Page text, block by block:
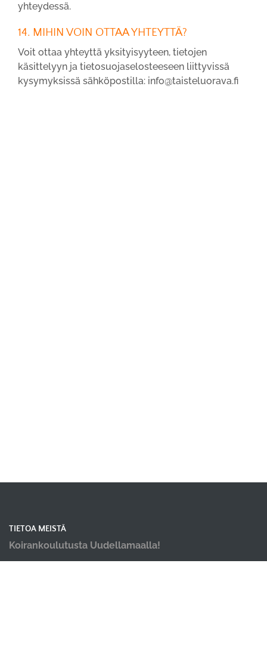
yhteydessä.
14. MIHIN VOIN OTTAA YHTEYTTÄ?
Voit ottaa yhteyttä yksityisyyteen, tietojen
käsittelyyn ja tietosuojaselosteeseen liittyvissä
kysymyksissä sähköpostilla: info@taisteluorava.fi
TIETOA MEISTÄ
Koirankoulutusta Uudellamaalla!